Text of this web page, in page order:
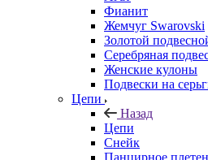
Фианит
Жемчуг Swarovski
Золотой
Серебряная
Женские кулоны
Подвески на
Цепи
Назад
Цепи
Снейк
Панцирное